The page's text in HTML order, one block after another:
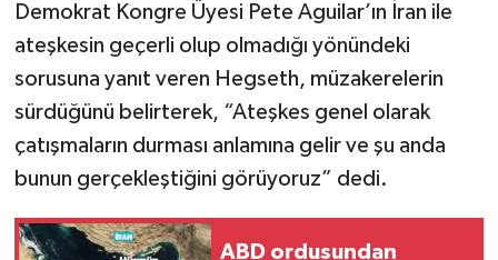
Demokrat Kongre Üyesi Pete Aguilar’ın İran ile
ateşkesin geçerli olup olmadığı yönündeki
sorusuna yanıt veren Hegseth, müzakerelerin
sürdüğünü belirterek, “Ateşkes genel olarak
çatışmaların durması anlamına gelir ve şu anda
bunun gerçekleştiğini görüyoruz” dedi.
ABD ordusundan